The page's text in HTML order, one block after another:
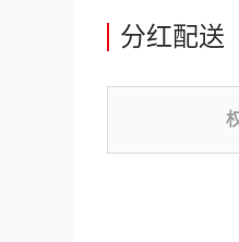
分红配送